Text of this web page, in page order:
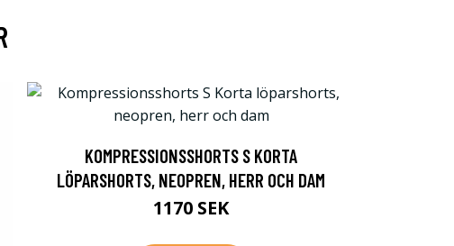
KOMPRESSIONSSHORTS S KORTA
LÖPARSHORTS, NEOPREN, HERR OCH DAM
1170 SEK